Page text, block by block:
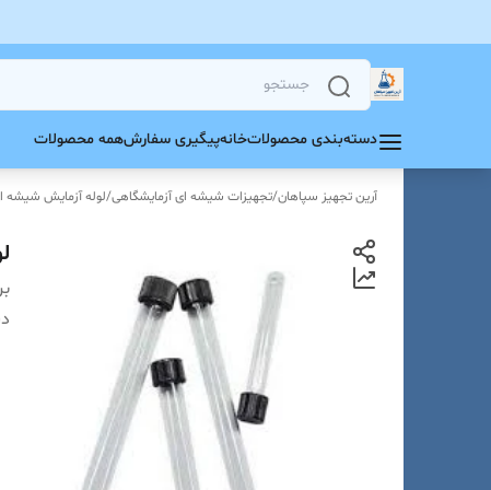
دسته‌بندی محصولاتخانهپیگیری سفارشهمه محصولات
آرین تجهیز سپاهان/تجهیزات شیشه ای آزمایشگاهی/لوله آزمایش شیشه